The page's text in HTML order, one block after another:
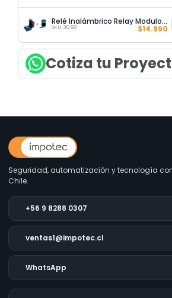
Relé Inalámbrico Relay Modulo RF 1 Canal + Control Remoto 433 Mhz
SKU 3092 $14.990
Cotiza tu
Seguridad, automatización y tecnología
Chile.
+56 9 8288 0307
ventas1@impotec.cl
WhatsApp